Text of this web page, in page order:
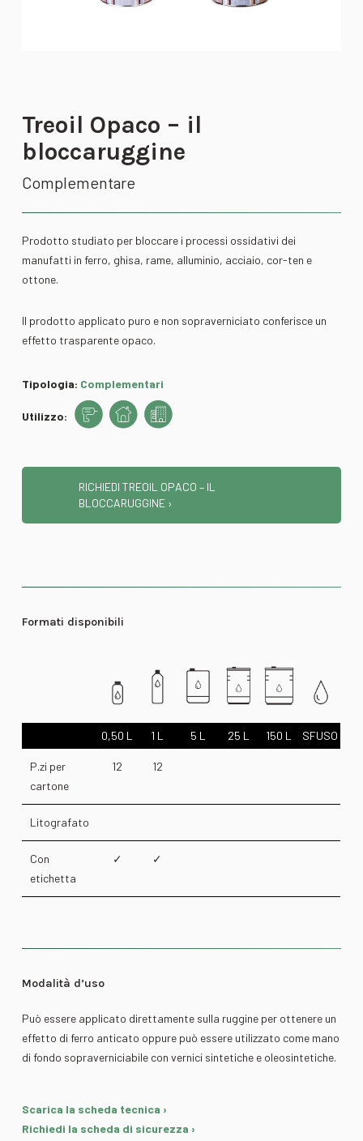
Treoil Opaco – il
bloccaruggine
Complementare
Prodotto studiato per bloccare i processi ossidativi dei
manufatti in ferro, ghisa, rame, alluminio, acciaio, cor-ten e
ottone.
Il prodotto applicato puro e non sopraverniciato conferisce un
effetto trasparente opaco.
Tipologia: Complementari
Utilizzo:
RICHIEDI TREOIL OPACO – IL
BLOCCARUGGINE ›
Formati disponibili
0,50 L 1 L 5 L 25 L 150 L SFUSO
P.zi per
cartone
12 12
Litografato
Con
etichetta
✓ ✓
Modalità d’uso
Può essere applicato direttamente sulla ruggine per ottenere un
effetto di ferro anticato oppure può essere utilizzato come mano
di fondo sopraverniciabile con vernici sintetiche e oleosintetiche.
Scarica la scheda tecnica ›
Richiedi la scheda di sicurezza ›